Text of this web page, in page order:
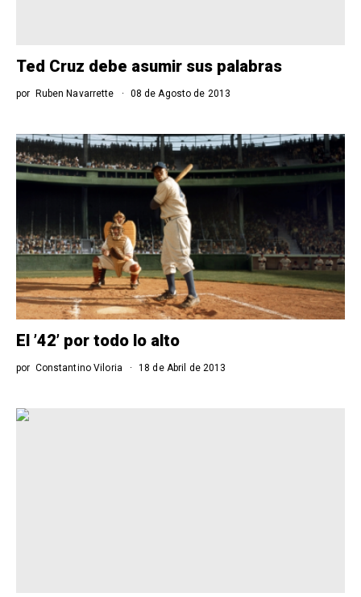
Ted Cruz debe asumir sus palabras
por Ruben Navarrette 08 de Agosto de 2013
El ’42’ por todo lo alto
por Constantino Viloria 18 de Abril de 2013